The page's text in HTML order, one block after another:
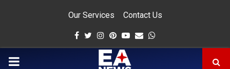
Our Services Contact Us
Facebook
Twitter
Instagram
Pinterest
Youtube
Email
PRIMARY